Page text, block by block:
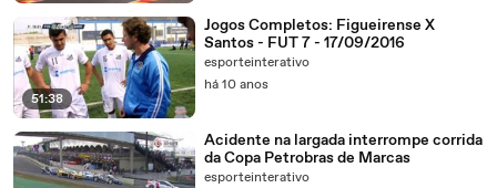
51:38
Jogos Completos: Figueirense X
Santos - FUT 7 - 17/09/2016
esporteinterativo
há 10 anos
Acidente na largada interrompe corrida
da Copa Petrobras de Marcas
esporteinterativo